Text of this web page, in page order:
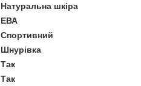
Натуральна шкіра
ЕВА
Спортивний
Шнурівка
Так
Так